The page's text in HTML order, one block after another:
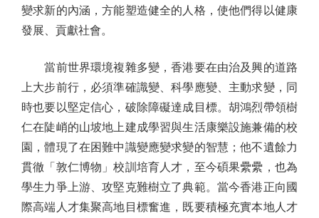
變求新的內涵，方能塑造健全的人格，使他們得以健康
發展、貢獻社會。
當前世界環境複雜多變，香港要在由治及興的道路
上大步前行，必須準確識變、科學應變、主動求變，同
時也要以堅定信心，破除障礙達成目標。胡鴻烈帶領樹
仁在陡峭的山坡地上建成學習與生活康樂設施兼備的校
園，體現了在困難中識變應變求變的智慧；他不遺餘力
貫徹「敦仁博物」校訓培育人才，至今碩果纍纍，也為
學生力爭上游、攻堅克難樹立了典範。當今香港正向國
際高端人才集聚高地目標奮進，既要積極充實本地人才